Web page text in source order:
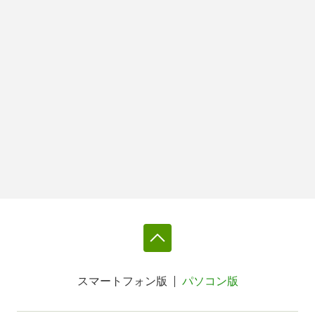
スマートフォン版 パソコン版